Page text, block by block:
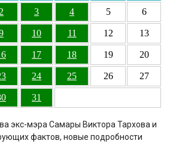
2 3 4 5 6
10 11 12 13
17 18 19 20
24 25 26 27
31
экс-мэра Самары Виктора Тархова и
фактов, новые подробности